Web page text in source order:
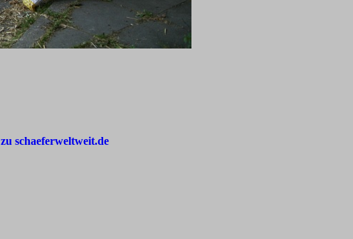
zu schaeferweltweit.de